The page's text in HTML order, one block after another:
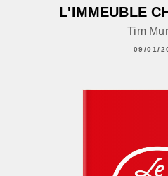
L'IMMEUBLE
Tim
09/01/